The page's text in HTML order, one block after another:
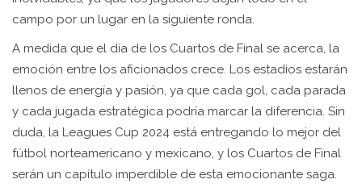
campo por un lugar en la siguiente ronda.
A medida que el día de los Cuartos de Final se acerca, la
emoción entre los aficionados crece. Los estadios estarán
llenos de energía y pasión, ya que cada gol, cada parada
y cada jugada estratégica podría marcar la diferencia. Sin
duda, la Leagues Cup 2024 está entregando lo mejor del
fútbol norteamericano y mexicano, y los Cuartos de Final
serán un capítulo imperdible de esta emocionante saga.